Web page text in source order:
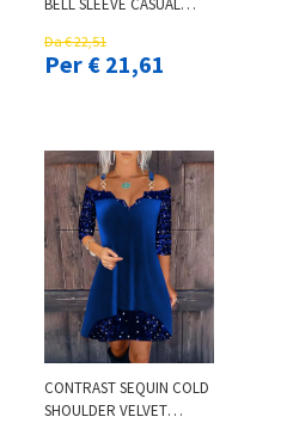
BELL SLEEVE CASUAL
Da € 22,51
Per € 21,61
CONTRAST SEQUIN COLD
SHOULDER VELVET